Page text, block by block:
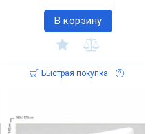
В корзину
Быстрая покупка